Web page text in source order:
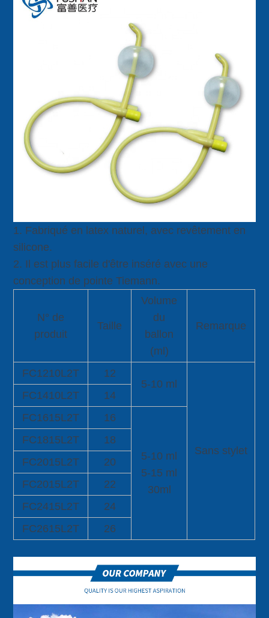
1. Fabriqué en latex naturel, avec revêtement en
silicone.
2. Il est plus facile d'être inséré avec une
conception de pointe Tiemann.
N° de
produit
Taille
Volume
du
ballon
(ml)
Remarque
FC1210L2T
12
5-10 ml
Sans stylet
FC1410L2T
14
FC1615L2T
16
5-10 ml
5-15 ml
30ml
FC1815L2T
18
FC2015L2T
20
FC2015L2T
22
FC2415L2T
24
FC2615L2T
26